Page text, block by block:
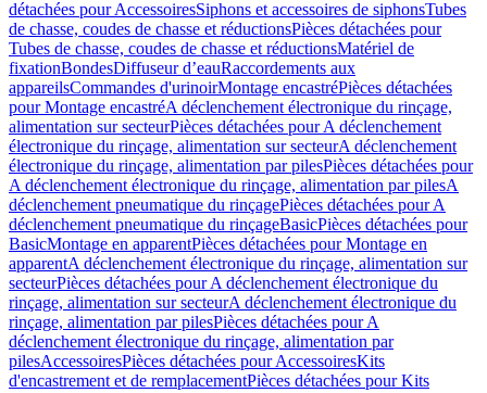
détachées pour AccessoiresSiphons et accessoires de siphonsTubes
de chasse, coudes de chasse et réductionsPièces détachées pour
Tubes de chasse, coudes de chasse et réductionsMatériel de
fixationBondesDiffuseur d’eauRaccordements aux
appareilsCommandes d'urinoirMontage encastréPièces détachées
pour Montage encastréA déclenchement électronique du rinçage,
alimentation sur secteurPièces détachées pour A déclenchement
électronique du rinçage, alimentation sur secteurA déclenchement
électronique du rinçage, alimentation par pilesPièces détachées pour
A déclenchement électronique du rinçage, alimentation par pilesA
déclenchement pneumatique du rinçagePièces détachées pour A
déclenchement pneumatique du rinçageBasicPièces détachées pour
BasicMontage en apparentPièces détachées pour Montage en
apparentA déclenchement électronique du rinçage, alimentation sur
secteurPièces détachées pour A déclenchement électronique du
rinçage, alimentation sur secteurA déclenchement électronique du
rinçage, alimentation par pilesPièces détachées pour A
déclenchement électronique du rinçage, alimentation par
pilesAccessoiresPièces détachées pour AccessoiresKits
d'encastrement et de remplacementPièces détachées pour Kits